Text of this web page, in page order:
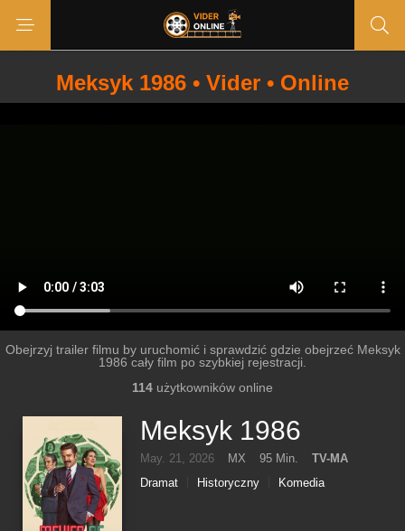
Meksyk 1986 • Vider • Online
Obejrzyj trailer filmu by uruchomić i sprawdzić gdzie obejrzeć Meksyk
1986 cały film po szybkiej rejestracji.
114 użytkowników online
Meksyk 1986
May. 21, 2026 MX 95 Min.
TV-MA
Dramat
Historyczny Komedia